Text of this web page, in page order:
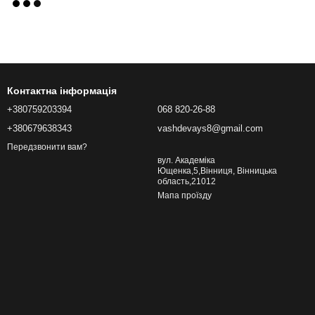
Контактна інформація
+380759203394
+380679638343
Передзвонити вам?
068 820-26-88
vashdevays8@gmail.com
вул. Академіка
Ющенка,5,Вінниця, Вінницька
область,21012
Мапа проїзду